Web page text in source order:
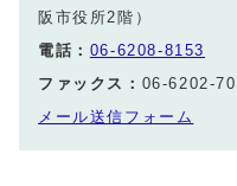
阪市役所2階）
電話： 06-6208-8153
ファックス： 06-6202-
メール送信フォーム